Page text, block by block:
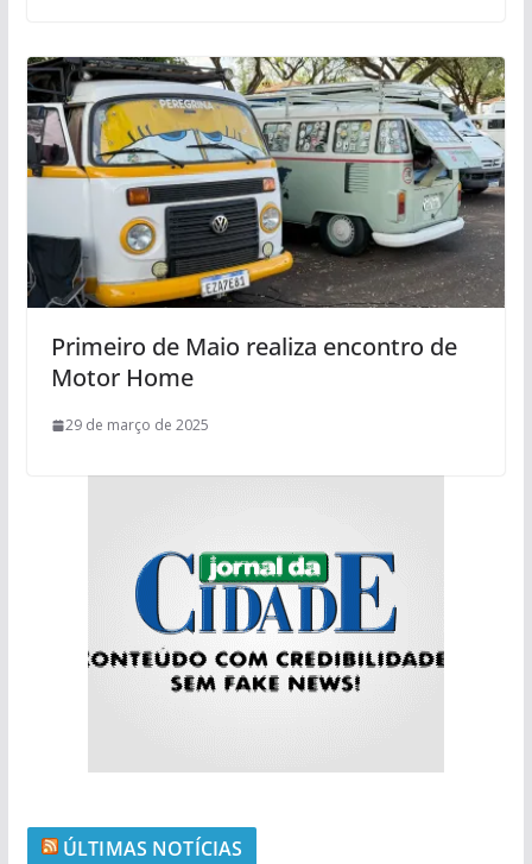
Primeiro de Maio realiza encontro de
Motor Home
29 de março de 2025
ÚLTIMAS NOTÍCIAS